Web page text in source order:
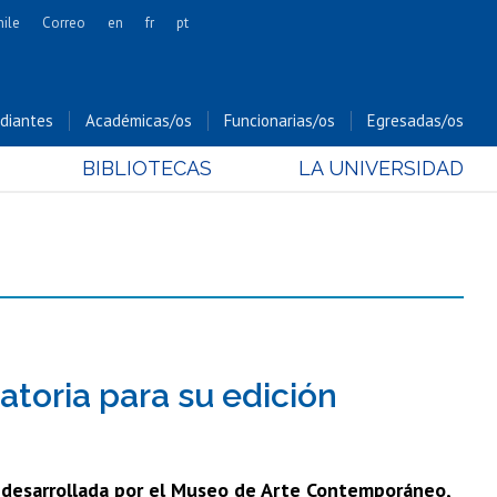
Cs. Forestales y Conservación
Cs. Sociales
Hospital Clínico
Correo en fr pt
Académicas/os Funcionarias/os Egresadas/os
BIBLIOTECAS LA UNIVERSIDAD
para su edición
por el Museo de Arte Contemporáneo,